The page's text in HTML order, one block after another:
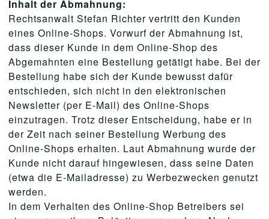
Inhalt der Abmahnung:
Rechtsanwalt Stefan Richter vertritt den Kunden
eines Online-Shops. Vorwurf der Abmahnung ist,
dass dieser Kunde in dem Online-Shop des
Abgemahnten eine Bestellung getätigt habe. Bei der
Bestellung habe sich der Kunde bewusst dafür
entschieden, sich nicht in den elektronischen
Newsletter (per E-Mail) des Online-Shops
einzutragen. Trotz dieser Entscheidung, habe er in
der Zeit nach seiner Bestellung Werbung des
Online-Shops erhalten. Laut Abmahnung wurde der
Kunde nicht darauf hingewiesen, dass seine Daten
(etwa die E-Mailadresse) zu Werbezwecken genutzt
werden.
In dem Verhalten des Online-Shop Betreibers sei